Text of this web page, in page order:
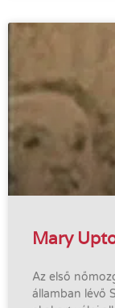
Mary
Az első
államban lévő